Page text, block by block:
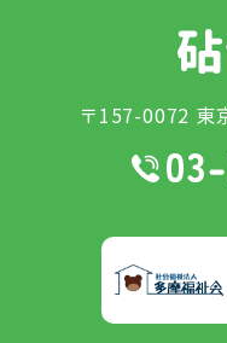
〒157-0072 東